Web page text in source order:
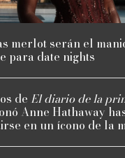
merlot serán el
para date nights
de El diario de la
Anne Hathaway
en un ícono de la